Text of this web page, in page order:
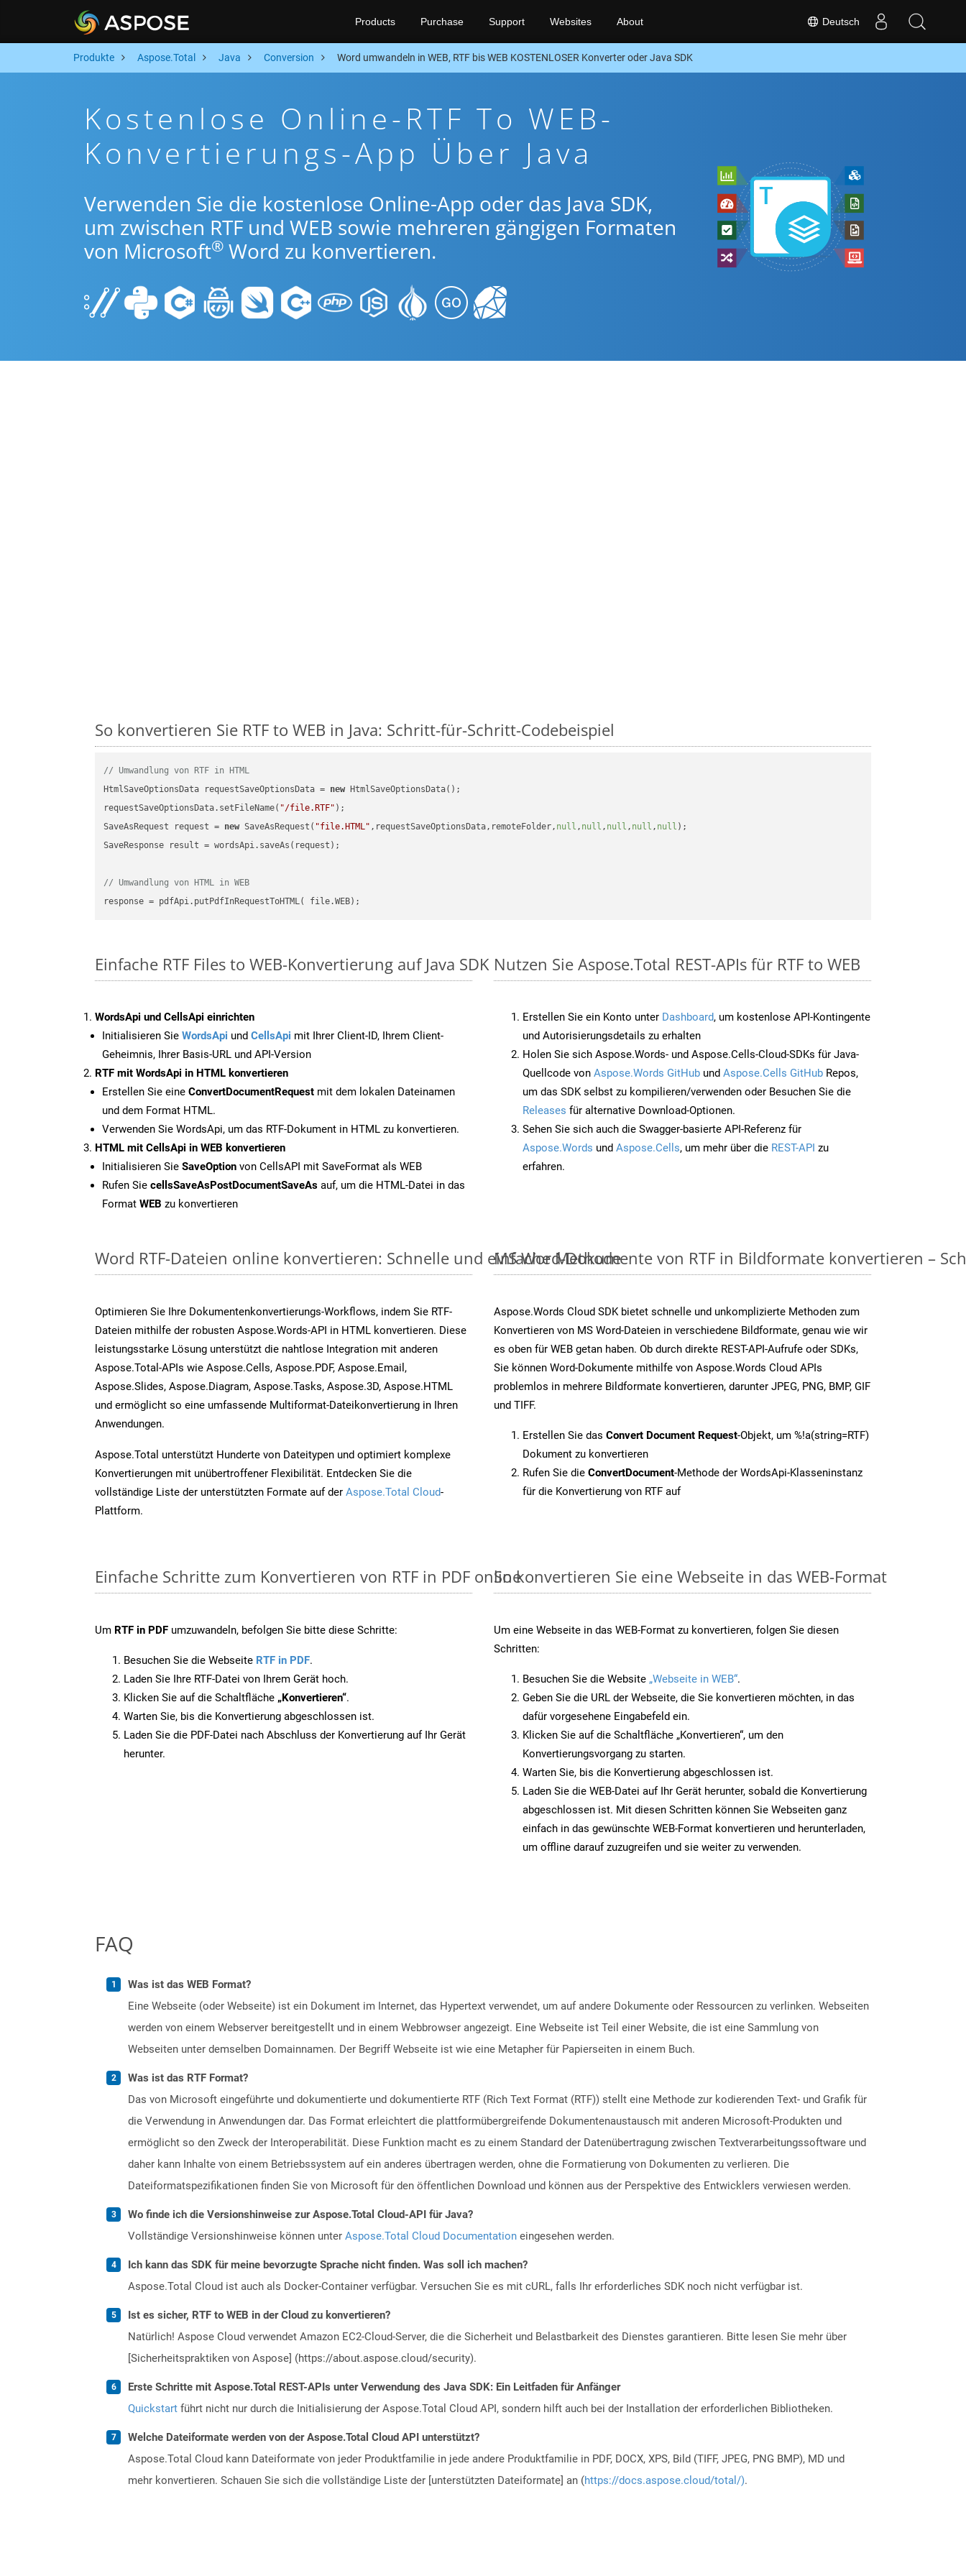
Deutsch
Products Purchase Support Websites About
Produkte Aspose.Total Java Conversion Word umwandeln in WEB, RTF bis WEB KOSTENLOSER Konverter oder Java SDK
Kostenlose Online-RTF To WEB-
Konvertierungs-App Über Java
Verwenden Sie die kostenlose Online-App oder das Java SDK,
um zwischen RTF und WEB sowie mehreren gängigen Formaten
von Microsoft® Word zu konvertieren.
So konvertieren Sie RTF to WEB in Java: Schritt-für-Schritt-Codebeispiel
// Umwandlung von RTF in HTML
HtmlSaveOptionsData requestSaveOptionsData = new HtmlSaveOptionsData();
requestSaveOptionsData.setFileName( "/file.RTF" );
SaveAsRequest request = new SaveAsRequest( "file.HTML" ,requestSaveOptionsData,remoteFolder, null , null , null , null , null );
SaveResponse result = wordsApi.saveAs(request);
// Umwandlung von HTML in WEB
Einfache RTF Files to WEB-Konvertierung auf Java SDK
WordsApi und CellsApi einrichten
Initialisieren Sie WordsApi und CellsApi mit Ihrer Client-ID, Ihrem Client-
Geheimnis, Ihrer Basis-URL und API-Version
RTF mit WordsApi in HTML konvertieren
Erstellen Sie eine ConvertDocumentRequest mit dem lokalen Dateinamen
und dem Format HTML.
Verwenden Sie WordsApi, um das RTF-Dokument in HTML zu konvertieren.
HTML mit CellsApi in WEB konvertieren
Initialisieren Sie SaveOption von CellsAPI mit SaveFormat als WEB
Rufen Sie cellsSaveAsPostDocumentSaveAs auf, um die HTML-Datei in das
Format WEB zu konvertieren
Nutzen Sie Aspose.Total REST-APIs für RTF to WEB
Erstellen Sie ein Konto unter Dashboard, um kostenlose API-Kontingente
und Autorisierungsdetails zu erhalten
Holen Sie sich Aspose.Words- und Aspose.Cells-Cloud-SDKs für Java-
Quellcode von Aspose.Words GitHub und Aspose.Cells GitHub Repos,
um das SDK selbst zu kompilieren/verwenden oder Besuchen Sie die
Releases für alternative Download-Optionen.
Sehen Sie sich auch die Swagger-basierte API-Referenz für
Aspose.Words und Aspose.Cells, um mehr über die REST-API zu
erfahren.
Word RTF-Dateien online konvertieren: Schnelle und einfache Methode
Optimieren Sie Ihre Dokumentenkonvertierungs-Workflows, indem Sie RTF-
Dateien mithilfe der robusten Aspose.Words-API in HTML konvertieren. Diese
leistungsstarke Lösung unterstützt die nahtlose Integration mit anderen
Aspose.Total-APIs wie Aspose.Cells, Aspose.PDF, Aspose.Email,
Aspose.Slides, Aspose.Diagram, Aspose.Tasks, Aspose.3D, Aspose.HTML
und ermöglicht so eine umfassende Multiformat-Dateikonvertierung in Ihren
Anwendungen.
Aspose.Total unterstützt Hunderte von Dateitypen und optimiert komplexe
Konvertierungen mit unübertroffener Flexibilität. Entdecken Sie die
vollständige Liste der unterstützten Formate auf der Aspose.Total Cloud-
Plattform.
MS Word-Dokumente von RTF in Bildformate konvertieren –
Aspose.Words Cloud SDK bietet schnelle und unkomplizierte Methoden zum
Konvertieren von MS Word-Dateien in verschiedene Bildformate, genau wie wir
es oben für WEB getan haben. Ob durch direkte REST-API-Aufrufe oder SDKs,
Sie können Word-Dokumente mithilfe von Aspose.Words Cloud APIs
problemlos in mehrere Bildformate konvertieren, darunter JPEG, PNG, BMP, GIF
und TIFF.
Erstellen Sie das Convert Document Request-Objekt, um %!a(string=RTF)
Dokument zu konvertieren
Rufen Sie die ConvertDocument-Methode der WordsApi-Klasseninstanz
für die Konvertierung von RTF auf
Einfache Schritte zum Konvertieren von RTF in PDF online
Um RTF in PDF umzuwandeln, befolgen Sie bitte diese Schritte:
Besuchen Sie die Webseite RTF in PDF.
Laden Sie Ihre RTF-Datei von Ihrem Gerät hoch.
Klicken Sie auf die Schaltfläche „Konvertieren“.
Warten Sie, bis die Konvertierung abgeschlossen ist.
Laden Sie die PDF-Datei nach Abschluss der Konvertierung auf Ihr Gerät
herunter.
So konvertieren Sie eine Webseite in das WEB-Format
Um eine Webseite in das WEB-Format zu konvertieren, folgen Sie diesen
Schritten:
Besuchen Sie die Website „Webseite in WEB“.
Geben Sie die URL der Webseite, die Sie konvertieren möchten, in das
dafür vorgesehene Eingabefeld ein.
Klicken Sie auf die Schaltfläche „Konvertieren“, um den
Konvertierungsvorgang zu starten.
Warten Sie, bis die Konvertierung abgeschlossen ist.
Laden Sie die WEB-Datei auf Ihr Gerät herunter, sobald die Konvertierung
abgeschlossen ist. Mit diesen Schritten können Sie Webseiten ganz
einfach in das gewünschte WEB-Format konvertieren und herunterladen,
um offline darauf zuzugreifen und sie weiter zu verwenden.
FAQ
Was ist das WEB Format?
Eine Webseite (oder Webseite) ist ein Dokument im Internet, das Hypertext verwendet, um auf andere Dokumente oder Ressourcen zu verlinken. Webseiten
werden von einem Webserver bereitgestellt und in einem Webbrowser angezeigt. Eine Webseite ist Teil einer Website, die ist eine Sammlung von
Webseiten unter demselben Domainnamen. Der Begriff Webseite ist wie eine Metapher für Papierseiten in einem Buch.
Was ist das RTF Format?
Das von Microsoft eingeführte und dokumentierte und dokumentierte RTF (Rich Text Format (RTF)) stellt eine Methode zur kodierenden Text- und Grafik für
die Verwendung in Anwendungen dar. Das Format erleichtert die plattformübergreifende Dokumentenaustausch mit anderen Microsoft-Produkten und
ermöglicht so den Zweck der Interoperabilität. Diese Funktion macht es zu einem Standard der Datenübertragung zwischen Textverarbeitungssoftware und
daher kann Inhalte von einem Betriebssystem auf ein anderes übertragen werden, ohne die Formatierung von Dokumenten zu verlieren. Die
Dateiformatspezifikationen finden Sie von Microsoft für den öffentlichen Download und können aus der Perspektive des Entwicklers verwiesen werden.
Wo finde ich die Versionshinweise zur Aspose.Total Cloud-API für Java?
Vollständige Versionshinweise können unter Aspose.Total Cloud Documentation eingesehen werden.
Ich kann das SDK für meine bevorzugte Sprache nicht finden. Was soll ich machen?
Aspose.Total Cloud ist auch als Docker-Container verfügbar. Versuchen Sie es mit cURL, falls Ihr erforderliches SDK noch nicht verfügbar ist.
Ist es sicher, RTF to WEB in der Cloud zu konvertieren?
Natürlich! Aspose Cloud verwendet Amazon EC2-Cloud-Server, die die Sicherheit und Belastbarkeit des Dienstes garantieren. Bitte lesen Sie mehr über
[Sicherheitspraktiken von Aspose] (https://about.aspose.cloud/security).
Erste Schritte mit Aspose.Total REST-APIs unter Verwendung des Java SDK: Ein Leitfaden für Anfänger
Quickstart führt nicht nur durch die Initialisierung der Aspose.Total Cloud API, sondern hilft auch bei der Installation der erforderlichen Bibliotheken.
Welche Dateiformate werden von der Aspose.Total Cloud API unterstützt?
Aspose.Total Cloud kann Dateiformate von jeder Produktfamilie in jede andere Produktfamilie in PDF, DOCX, XPS, Bild (TIFF, JPEG, PNG BMP), MD und
mehr konvertieren. Schauen Sie sich die vollständige Liste der [unterstützten Dateiformate] an (https://docs.aspose.cloud/total/).